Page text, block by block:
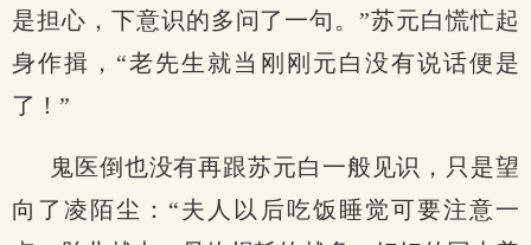
是担心，下意识的多问了一句。”苏元白慌忙起
身作揖，“老先生就当刚刚元白没有说话便是
了！”
鬼医倒也没有再跟苏元白一般见识，只是望
向了凌陌尘：“夫人以后吃饭睡觉可要注意一